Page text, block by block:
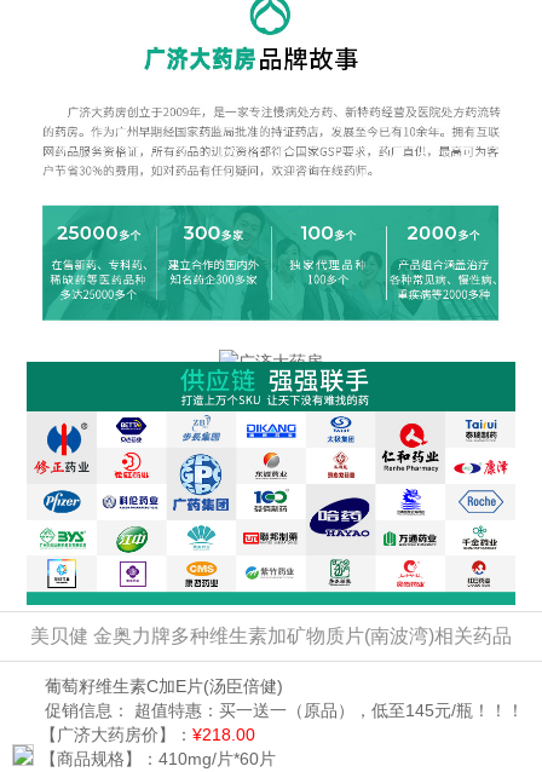
美贝健 金奥力牌多种维生素加矿物质片(南波湾)相关药品
葡萄籽维生素C加E片(汤臣倍健)
促销信息：
超值特惠：买一送一（原品），低至145元/瓶！！！
【广济大药房价】： ¥218.00
【商品规格】： 410mg/片*60片